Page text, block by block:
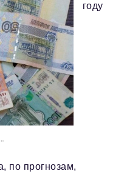
67
подписка
году
по прогнозам,